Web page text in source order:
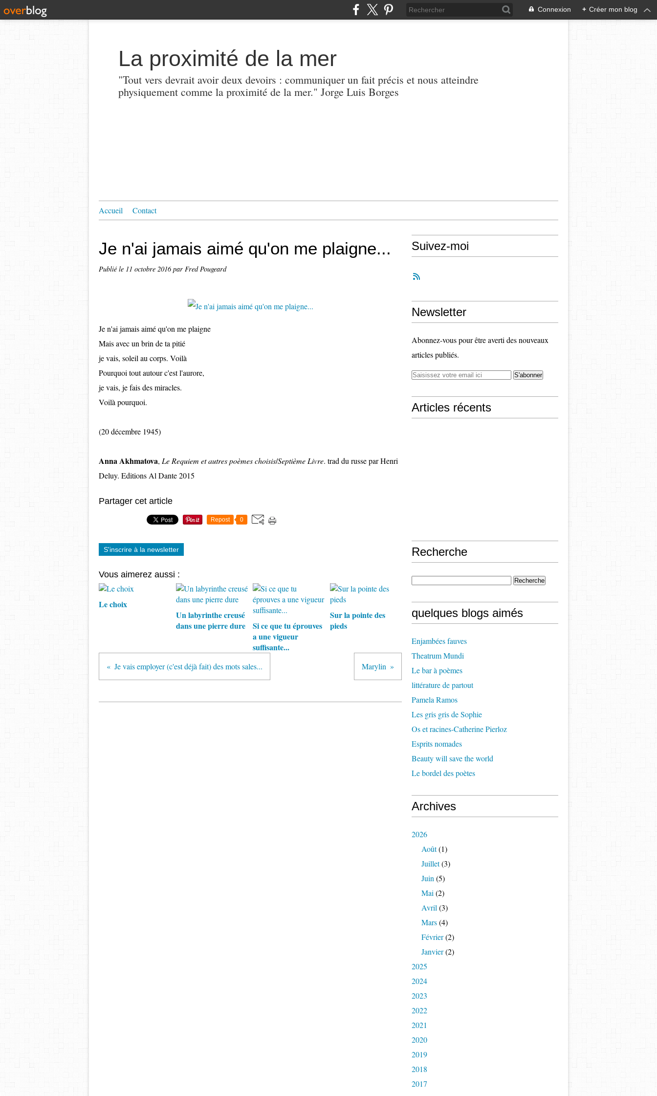
Connexion + Créer mon blog
La proximité de la mer
"Tout vers devrait avoir deux devoirs : communiquer un fait précis et nous atteindre
physiquement comme la proximité de la mer." Jorge Luis Borges
Accueil Contact
Je n'ai jamais aimé qu'on me plaigne...
Publié le 11 octobre 2016par Fred Pougeard
Je n'ai jamais aimé qu'on me plaigne
Mais avec un brin de ta pitié
je vais, soleil au corps. Voilà
Pourquoi tout autour c'est l'aurore,
je vais, je fais des miracles.
Voilà pourquoi.
(20 décembre 1945)
Anna Akhmatova, Le Requiem et autres poèmes choisis/Septième Livre. trad du russe par Henri
Deluy. Editions Al Dante 2015
Partager cet article
Repost 0
S'inscrire à la newsletter
Vous aimerez aussi :
Le choix
Un labyrinthe creusé
dans une pierre dure
Si ce que tu éprouves
a une vigueur
suffisante...
Sur la pointe des
pieds
Je vais employer (c'est déjà fait) des mots sales... Marylin
Suivez-moi
Newsletter
Abonnez-vous pour être averti des nouveaux
articles publiés.
Articles récents
Recherche
quelques blogs aimés
Enjambées fauves
Theatrum Mundi
Le bar à poèmes
littérature de partout
Pamela Ramos
Les gris gris de Sophie
Os et racines-Catherine Pierloz
Esprits nomades
Beauty will save the world
Le bordel des poètes
Archives
2026
Août(1)
Juillet(3)
Juin (5)
Mai (2)
Avril (3)
Mars(4)
Février(2)
Janvier(2)
2025
2024
2023
2022
2021
2020
2019
2018
2017